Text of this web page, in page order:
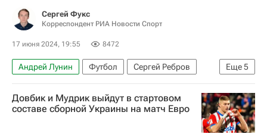
Сергей Фукс
Корреспондент РИА Новости Спорт
17 июня 2024, 19:55 8472
Еще5
Андрей Лунин Футбол
Сергей Ребров
Михаил Мудрик
Евро-2024
Украина
Румыния
Авторы РИА Новости Спорт
Довбик и Мудрик выйдут в стартовом
составе сборной Украины на матч Евро